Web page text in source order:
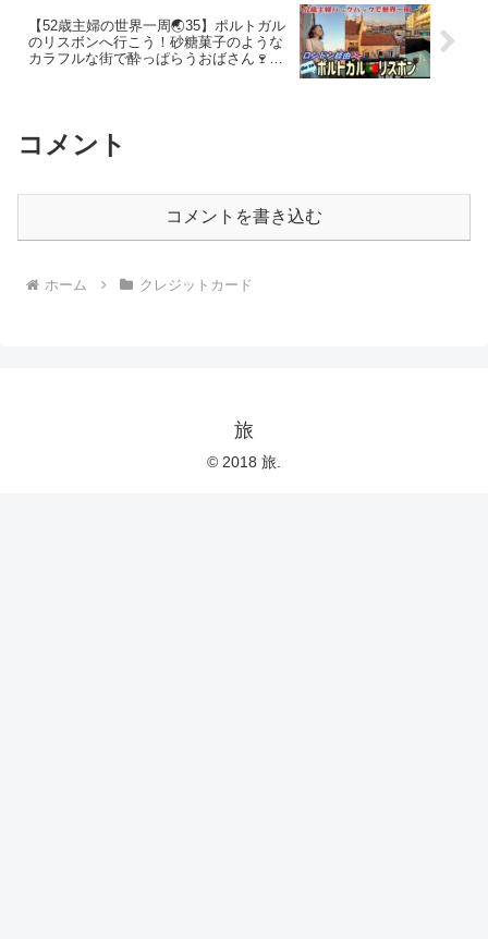
【52歳主婦の世界一周🌏35】ポルトガル
のリスボンへ行こう！砂糖菓子のような
カラフルな街で酔っぱらうおばさん🍷ア
コメント
コメントを書き込む
ホーム クレジットカード
旅
© 2018 旅.